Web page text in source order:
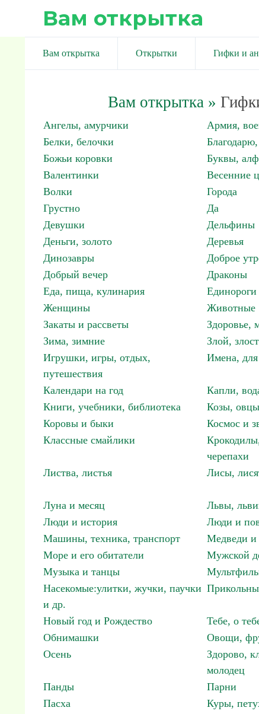
Вам открытка
Вам открытка Открытки Гифки и
Вам открытка»
Ангелы, амурчики Армия,
Белки, белочки
Божьи коровки
Буквы,
Валентинки
Весенние
Волки
Города
Грустно
Да
Девушки
Дельфины
Деньги, золото
Деревья
Динозавры
Доброе
Добрый вечер
Драконы
Еда, пища, кулинария
Единороги
Женщины
Животные
Закаты и рассветы
Здоровье,
Зима, зимние
Злой,
Игрушки, игры, отдых,
путешествия
Имена,
Календари на год Капли,
Книги, учебники, библиотека
Козы, овцы
Коровы и быки
Космос и
Классные смайлики
черепахи
Листва, листья Лисы,
Луна и месяц
Львы,
Люди и история
Люди и
Машины, техника, транспорт
Медведи и
Море и его обитатели
Мужской
Музыка и танцы
Насекомые:улитки, жучки, паучки
и др.
Новый год и Рождество Тебе, о
Обнимашки
Овощи,
Осень
Здорово,
молодец
Панды Парни
Пасха
Куры,